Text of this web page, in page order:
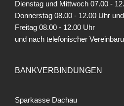
Dienstag und Mittwoch 07.00 -
Donnerstag 08.00 - 12.00 Uhr
Freitag 08.00 - 12.00 Uhr
und nach telefonischer
BANKVERBINDUNGEN
Sparkasse Dachau